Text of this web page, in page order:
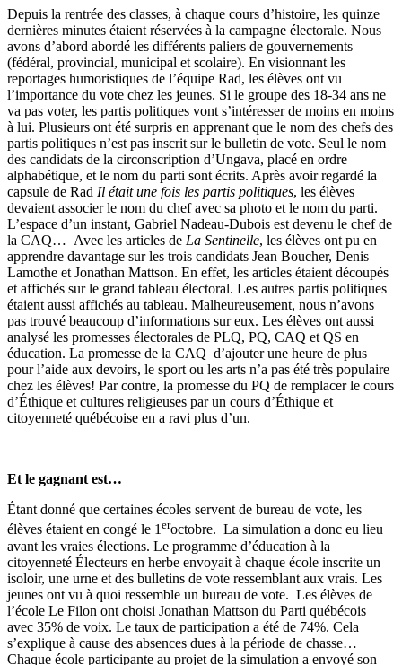
Depuis la rentrée des classes, à chaque cours d’histoire, les quinze
dernières minutes étaient réservées à la campagne électorale. Nous
avons d’abord abordé les différents paliers de gouvernements
(fédéral, provincial, municipal et scolaire). En visionnant les
reportages humoristiques de l’équipe Rad, les élèves ont vu
l’importance du vote chez les jeunes. Si le groupe des 18-34 ans ne
va pas voter, les partis politiques vont s’intéresser de moins en moins
à lui. Plusieurs ont été surpris en apprenant que le nom des chefs des
partis politiques n’est pas inscrit sur le bulletin de vote. Seul le nom
des candidats de la circonscription d’Ungava, placé en ordre
alphabétique, et le nom du parti sont écrits. Après avoir regardé la
capsule de Rad Il était une fois les partis politiques, les élèves
devaient associer le nom du chef avec sa photo et le nom du parti.
L’espace d’un instant, Gabriel Nadeau-Dubois est devenu le chef de
la CAQ… Avec les articles de La Sentinelle, les élèves ont pu en
apprendre davantage sur les trois candidats Jean Boucher, Denis
Lamothe et Jonathan Mattson. En effet, les articles étaient découpés
et affichés sur le grand tableau électoral. Les autres partis politiques
étaient aussi affichés au tableau. Malheureusement, nous n’avons
pas trouvé beaucoup d’informations sur eux. Les élèves ont aussi
analysé les promesses électorales de PLQ, PQ, CAQ et QS en
éducation. La promesse de la CAQ d’ajouter une heure de plus
pour l’aide aux devoirs, le sport ou les arts n’a pas été très populaire
chez les élèves! Par contre, la promesse du PQ de remplacer le cours
d’Éthique et cultures religieuses par un cours d’Éthique et
citoyenneté québécoise en a ravi plus d’un.
Et le gagnant est…
Étant donné que certaines écoles servent de bureau de vote, les
élèves étaient en congé le 1eroctobre. La simulation a donc eu lieu
avant les vraies élections. Le programme d’éducation à la
citoyenneté Électeurs en herbe envoyait à chaque école inscrite un
isoloir, une urne et des bulletins de vote ressemblant aux vrais. Les
jeunes ont vu à quoi ressemble un bureau de vote. Les élèves de
l’école Le Filon ont choisi Jonathan Mattson du Parti québécois
avec 35% de voix. Le taux de participation a été de 74%. Cela
s’explique à cause des absences dues à la période de chasse…
Chaque école participante au projet de la simulation a envoyé son